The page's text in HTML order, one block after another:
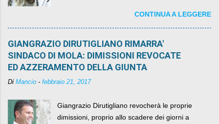
CONTINUA A LEGGERE
GIANGRAZIO DIRUTIGLIANO RIMARRA'
SINDACO DI MOLA: DIMISSIONI REVOCATE
ED AZZERAMENTO DELLA GIUNTA
Di Mancio - febbraio 21, 2017
Giangrazio Dirutigliano revocherà le proprie
dimissioni, proprio allo scadere dei giorni a